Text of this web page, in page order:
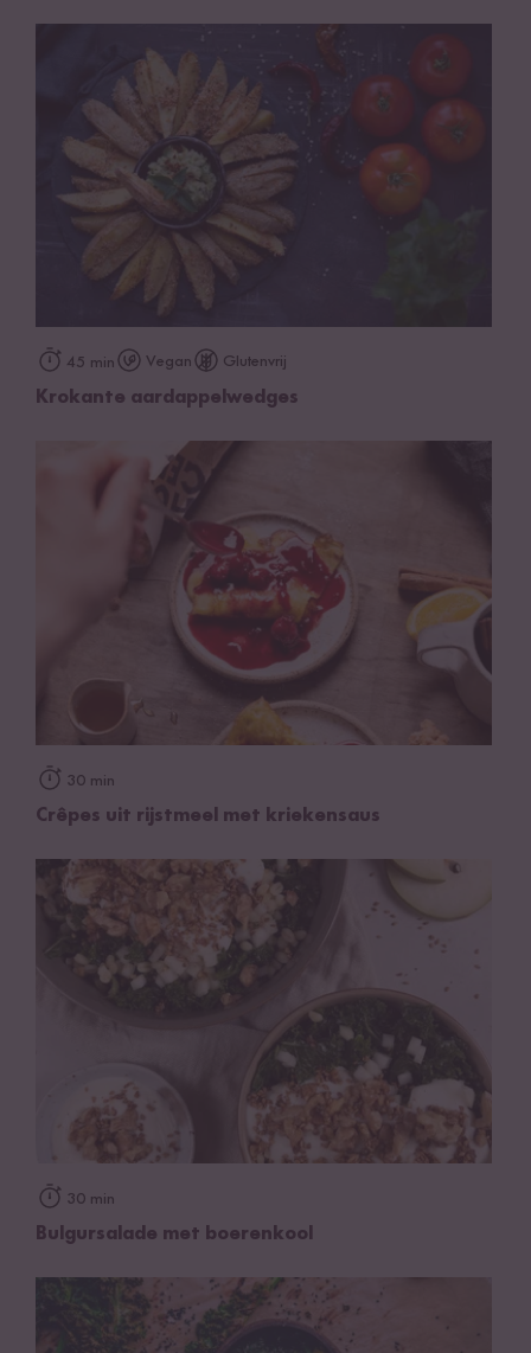
45 min Vegan Glutenvrij
Krokante aardappelwedges
30 min
Crêpes uit rijstmeel met kriekensaus
30 min
Bulgursalade met boerenkool